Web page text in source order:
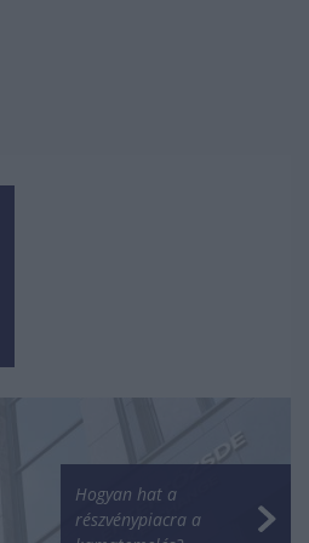
Hogyan hat a
részvénypiacra a